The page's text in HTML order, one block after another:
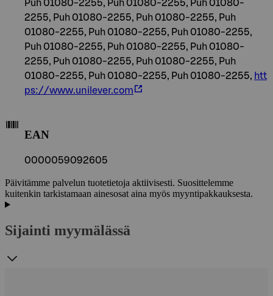
Puh 01080-2255, Puh 01080-2255, Puh 01080-
2255, Puh 01080-2255, Puh 01080-2255, Puh
01080-2255, Puh 01080-2255, Puh 01080-2255,
Puh 01080-2255, Puh 01080-2255, Puh 01080-
2255, Puh 01080-2255, Puh 01080-2255, Puh
01080-2255, Puh 01080-2255, Puh 01080-2255, htt
ps://www.unilever.com
EAN
0000059092605
Päivitämme palvelun tuotetietoja aktiivisesti. Suosittelemme
kuitenkin tarkistamaan ainesosat aina myös myyntipakkauksesta.
Sijainti myymälässä